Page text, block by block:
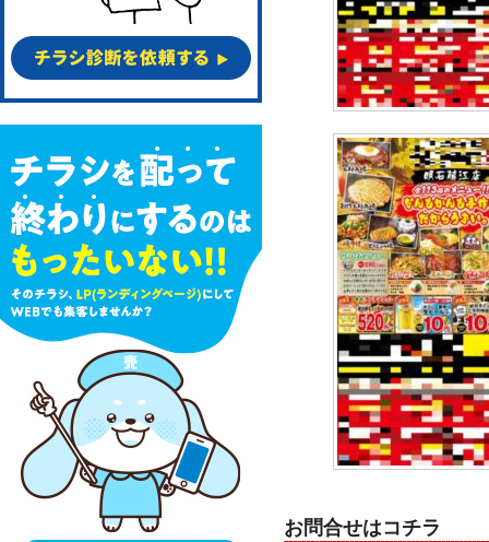
お問合せはコチラ